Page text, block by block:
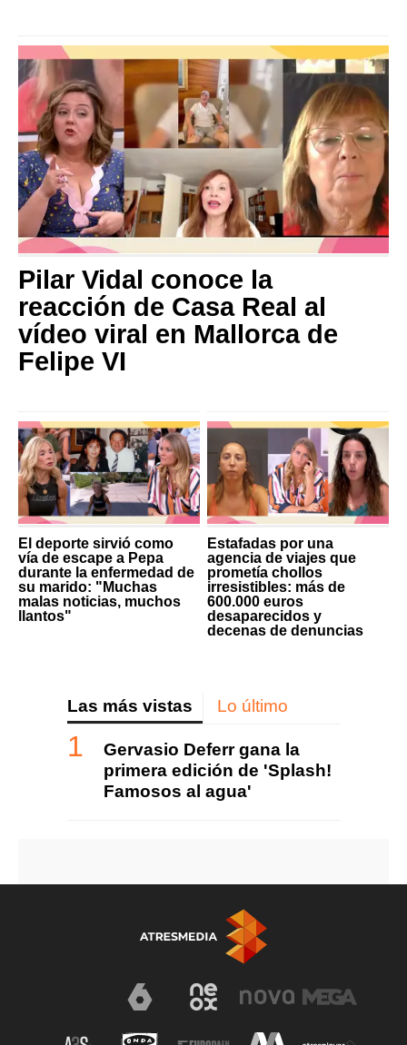
Pilar Vidal conoce la
reacción de Casa Real al
vídeo viral en Mallorca de
Felipe VI
El deporte sirvió como
vía de escape a Pepa
durante la enfermedad de
su marido: "Muchas
malas noticias, muchos
llantos"
Estafadas por una
agencia de viajes que
prometía chollos
irresistibles: más de
600.000 euros
desaparecidos y
decenas de denuncias
Las más vistas Lo último
Gervasio Deferr gana la
primera edición de 'Splash!
Famosos al agua'